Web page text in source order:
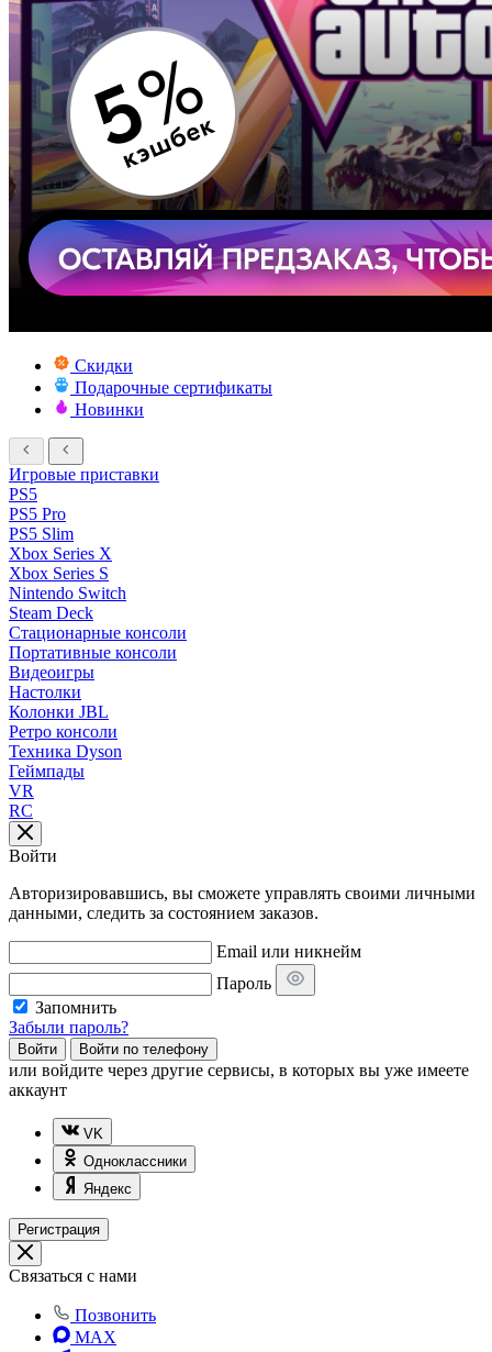
Скидки
Подарочные сертификаты
Новинки
Игровые приставки
PS5
PS5 Pro
PS5 Slim
Xbox Series X
Xbox Series S
Nintendo Switch
Steam Deck
Стационарные консоли
Портативные консоли
Видеоигры
Настолки
Колонки JBL
Ретро консоли
Техника Dyson
Геймпады
VR
RC
Войти
Авторизировавшись, вы сможете управлять своими личными
данными, следить за состоянием заказов.
Email или никнейм
Пароль
Запомнить
Забыли пароль?
Войти Войти по телефону
или войдите через другие сервисы, в которых вы уже имеете
аккаунт
VK
Одноклассники
Яндекс
Регистрация
Связаться с нами
Позвонить
MAX